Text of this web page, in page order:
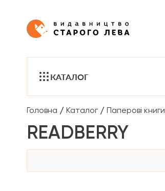
КАТАЛОГ
Головна / Каталог / Паперові книги
READBERRY